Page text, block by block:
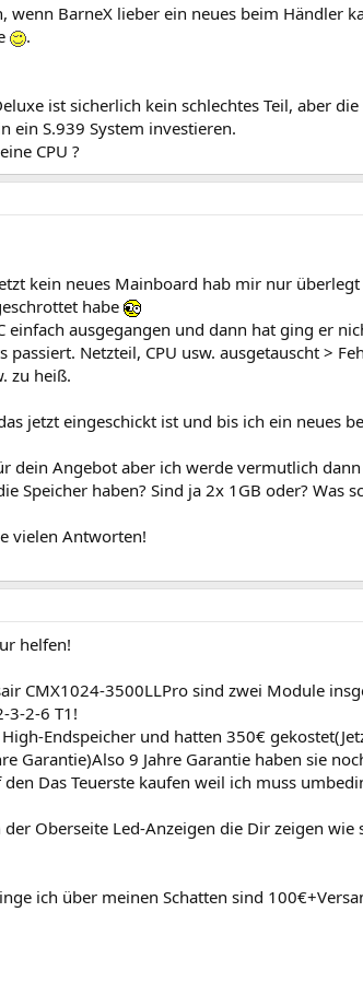
wenn BarneX lieber ein neues beim Händler
.
ist sicherlich kein schlechtes Teil, aber
ein S.939 System investieren.
CPU ?
kein neues Mainboard hab mir nur
habe
einfach ausgegangen und dann hat ging er
passiert. Netzteil, CPU usw. ausgetauscht >
zu heiß.
jetzt eingeschickt ist und bis ich ein neues
dein Angebot aber ich werde vermutlich
Speicher haben? Sind ja 2x 1GB oder? Was
vielen Antworten!
helfen!
CMX1024-3500LLPro sind zwei Module
3-2-6 T1!
Endspeicher und hatten 350€
Garantie)Also 9 Jahre Garantie haben sie
Das Teuerste kaufen weil ich muss
der Oberseite Led-Anzeigen die Dir zeigen
ich über meinen Schatten sind